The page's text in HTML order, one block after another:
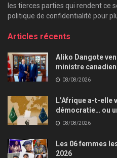
les tierces parties qui rendent ce
politique de confidentialité pour
Articles récents
Aliko Dangote
ministre
08/08/2026
L’Afrique a-t-elle
démocratie… ou
08/08/2026
Les 06 femmes
2026